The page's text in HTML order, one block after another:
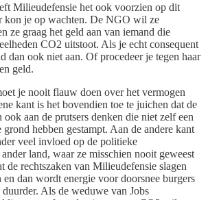
Milieudefensie het ook voorzien op dit
kon je op wachten. De NGO wil ze
ze graag het geld aan van iemand die
CO2 uitstoot. Als je echt consequent
dan ook niet aan. Of procedeer je tegen haar
geld.
je nooit flauw doen over het vermogen
kant is het bovendien toe te juichen dat de
ook aan de prutsers denken die niet zelf een
hebben gestampt. Aan de andere kant
veel invloed op de politieke
land, waar ze misschien nooit geweest
de rechtszaken van Milieudefensie slagen
dan wordt energie voor doorsnee burgers
Als de weduwe van Jobs